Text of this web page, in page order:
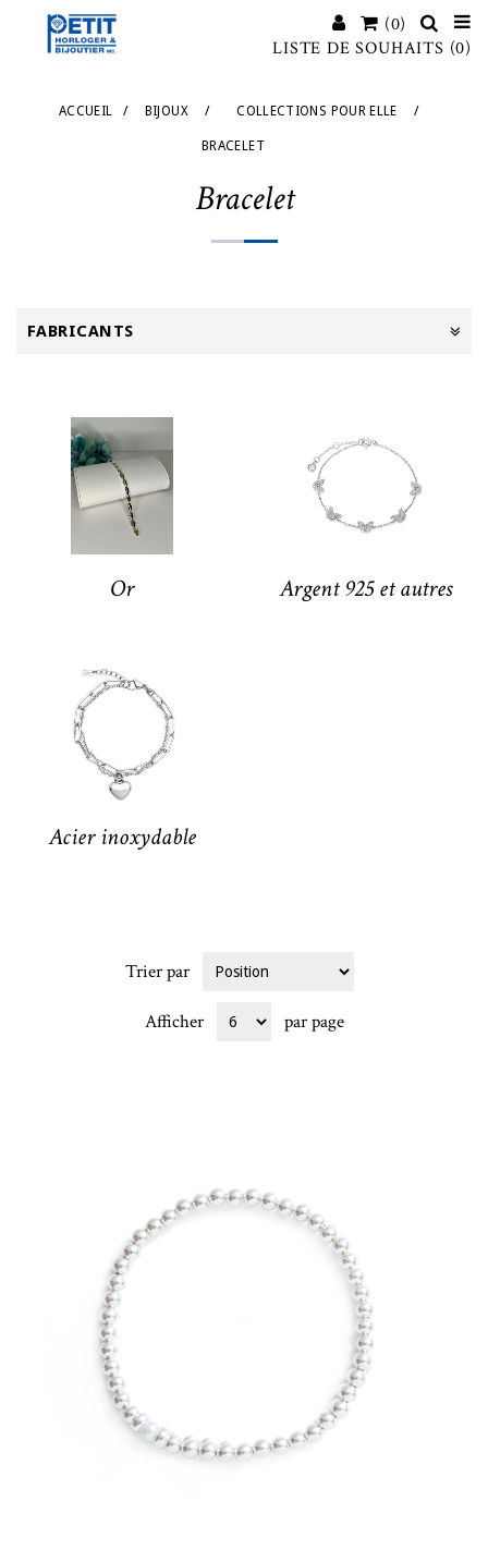
(0)
LISTE DE SOUHAITS (0)
ACCUEIL / BIJOUX / COLLECTIONS POUR ELLE /
BRACELET
Bracelet
FABRICANTS
Or Argent 925 et autres
Acier inoxydable
Trier par
Afficher par page